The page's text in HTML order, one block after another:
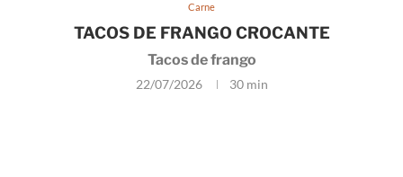
Carne
TACOS DE FRANGO CROCANTE
Tacos de frango
22/07/2026 30 min